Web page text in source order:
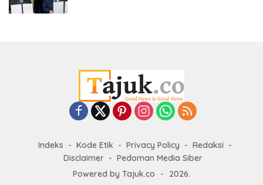
Indeks Kode Etik Privacy Policy
Redaksi
Disclaimer
Pedoman Media Siber
Powered by Tajuk.co
- 2026.